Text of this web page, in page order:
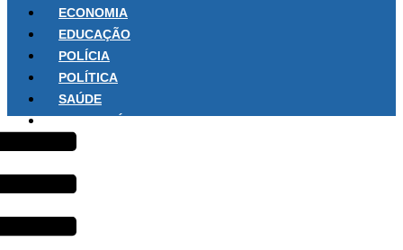
ECONOMIA
EDUCAÇÃO
POLÍCIA
POLÍTICA
SAÚDE
SOBRE NÓS